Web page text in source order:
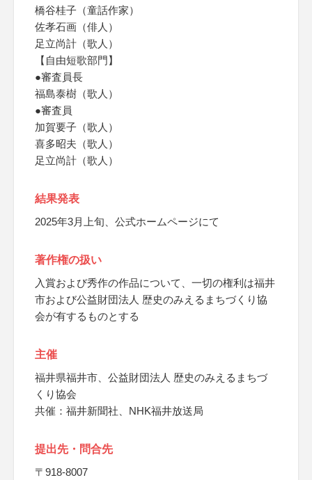
橋谷桂子（童話作家）
佐孝石画（俳人）
足立尚計（歌人）
【自由短歌部門】
●審査員長
福島泰樹（歌人）
●審査員
加賀要子（歌人）
喜多昭夫（歌人）
足立尚計（歌人）
結果発表
2025年3月上旬、公式ホームページにて
著作権の扱い
入賞および秀作の作品について、一切の権利は福井
市および公益財団法人 歴史のみえるまちづくり協
会が有するものとする
主催
福井県福井市、公益財団法人 歴史のみえるまちづ
くり協会
共催：福井新聞社、NHK福井放送局
提出先・問合先
〒918-8007